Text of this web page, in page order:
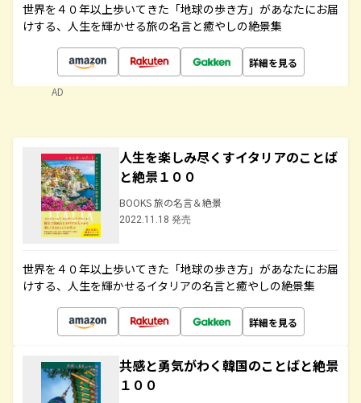
世界を４０年以上歩いてきた「地球の歩き方」があなたにお届
けする、人生を輝かせる旅の名言と癒やしの絶景集
詳細を見る
AD
人生を楽しみ尽くすイタリアのことば
と絶景１００
BOOKS 旅の名言＆絶景
2022.11.18 発売
世界を４０年以上歩いてきた「地球の歩き方」があなたにお届
けする、人生を輝かせるイタリアの名言と癒やしの絶景集
詳細を見る
共感と勇気がわく韓国のことばと絶景
１００